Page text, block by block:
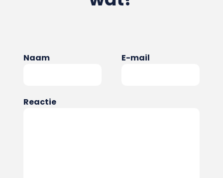
Naam E-mail
Reactie